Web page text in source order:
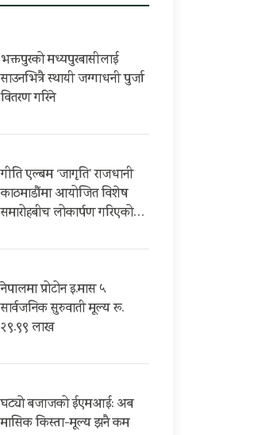
भक्तपुरको मध्यपुरबासीलाई
साउनभित्रै स्थायी जग्गाधनी पुर्जा
वितरण गरिने
गीति एल्बम ‘जागृति’ राजधानी
काठमाडौंमा आयोजित विशेष
समारोहबीच लोकार्पण गरिएको…
नेपालमा प्रोटोन इ.मास ५
सार्वजनिक सुरुवाती मूल्य रू.
२९.९९ लाख
घट्यो बजाजको ईएमआई: अब
मासिक किस्ता-मूल्य झनै कम